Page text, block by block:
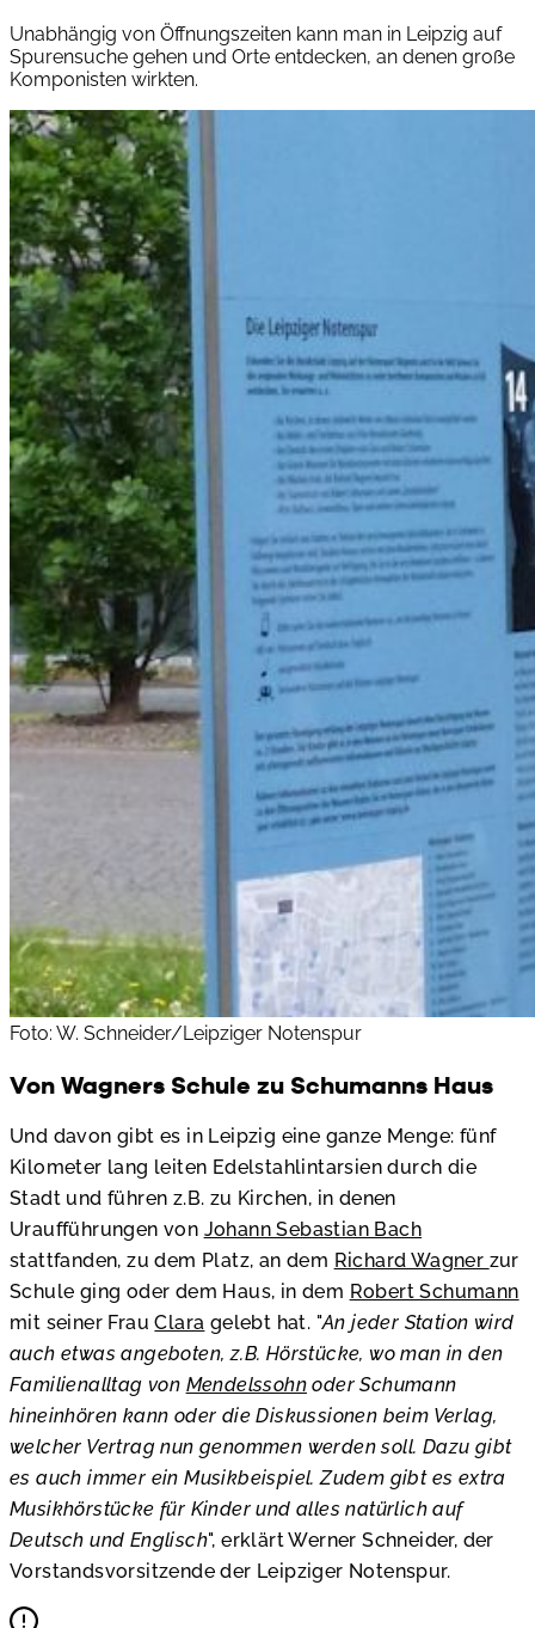
Unabhängig von Öffnungszeiten kann man in Leipzig auf
Spurensuche gehen und Orte entdecken, an denen große
Komponisten wirkten.
Foto: W. Schneider/Leipziger Notenspur
Von Wagners Schule zu Schumanns Haus
Und davon gibt es in Leipzig eine ganze Menge: fünf
Kilometer lang leiten Edelstahlintarsien durch die
Stadt und führen z.B. zu Kirchen, in denen
Uraufführungen von Johann Sebastian Bach
stattfanden, zu dem Platz, an dem Richard Wagner zur
Schule ging oder dem Haus, in dem Robert Schumann
mit seiner FrauClara gelebt hat. "An jeder Station wird
auch etwas angeboten, z.B. Hörstücke, wo man in den
Familienalltag von Mendelssohn oder Schumann
hineinhören kann oder die Diskussionen beim Verlag,
welcher Vertrag nun genommen werden soll. Dazu gibt
es auch immer ein Musikbeispiel. Zudem gibt es extra
Musikhörstücke für Kinder und alles natürlich auf
Deutsch und Englisch", erklärt Werner Schneider, der
Vorstandsvorsitzende der Leipziger Notenspur.